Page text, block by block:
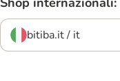
bitiba.it / it